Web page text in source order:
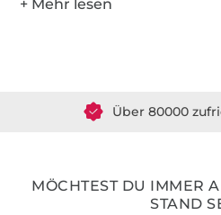
MÖCHTEST DU IMMER
STAND